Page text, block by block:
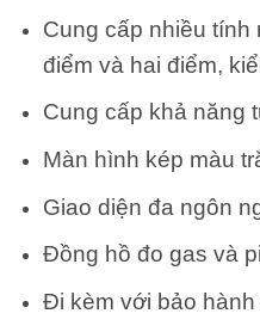
Cung cấp nhiều tính
điểm và hai điểm,
Cung cấp khả năng
Màn hình kép màu
Giao diện đa ngôn
Đồng hồ đo gas và
Đi kèm với bảo